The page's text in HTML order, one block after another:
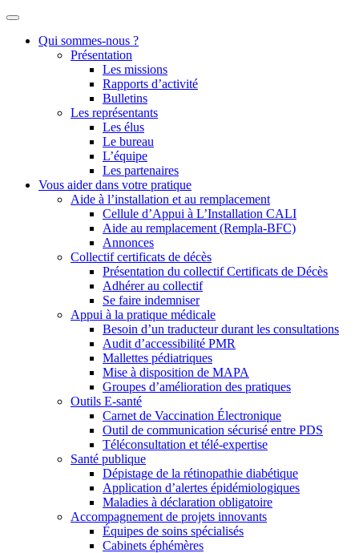
Qui sommes-nous ?
Présentation
Les missions
Rapports d’activité
Bulletins
Les représentants
Les élus
Le bureau
L’équipe
Les partenaires
Vous aider dans votre pratique
Aide à l’installation et au remplacement
Cellule d’Appui à L’Installation CALI
Aide au remplacement (Rempla-BFC)
Annonces
Collectif certificats de décès
Présentation du collectif Certificats de Décès
Adhérer au collectif
Se faire indemniser
Appui à la pratique médicale
Besoin d’un traducteur durant les consultations
Audit d’accessibilité PMR
Mallettes pédiatriques
Mise à disposition de MAPA
Groupes d’amélioration des pratiques
Outils E-santé
Carnet de Vaccination Électronique
Outil de communication sécurisé entre PDS
Téléconsultation et télé-expertise
Santé publique
Dépistage de la rétinopathie diabétique
Application d’alertes épidémiologiques
Maladies à déclaration obligatoire
Accompagnement de projets innovants
Équipes de soins spécialisés
Cabinets éphémères